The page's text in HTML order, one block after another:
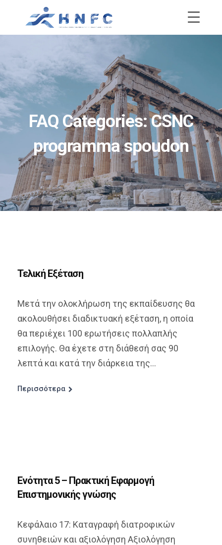
FAQ Categories:CSNC
programma spoudon
Τελική Εξέταση
Μετά την ολοκλήρωση της εκπαίδευσης θα
ακολουθήσει διαδικτυακή εξέταση, η οποία
θα περιέχει 100 ερωτήσεις πολλαπλής
επιλογής. Θα έχετε στη διάθεσή σας 90
λεπτά και κατά την διάρκεια της...
Περισσότερα
Ενότητα 5 – Πρακτική Εφαρμογή
Επιστημονικής γνώσης
Κεφάλαιο 17: Καταγραφή διατροφικών
συνηθειών και αξιολόγηση Αξιολόγηση